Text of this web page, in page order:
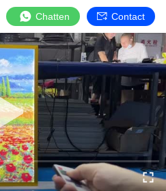
Chatten Contact